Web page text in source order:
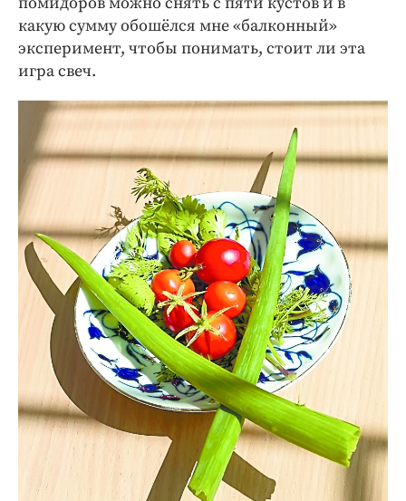
какую сумму обошёлся мне «балконный»
эксперимент, чтобы понимать, стоит ли эта
игра свеч.